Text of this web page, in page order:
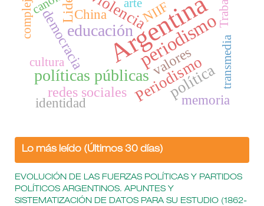
Argentina
periodismo
educación
políticas públicasPeriodismo
política
violencia
redes sociales
valores
democraciaChina
memoria
identidad
NIIF Trabajo
transmedia
arte
cultura
Lo más leído (Últimos 30 días)
EVOLUCIÓN DE LAS FUERZAS POLÍTICAS Y PARTIDOS
POLÍTICOS ARGENTINOS. APUNTES Y
SISTEMATIZACIÓN DE DATOS PARA SU ESTUDIO (1862-